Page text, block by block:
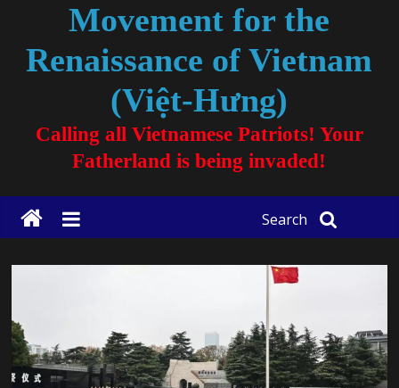
Movement for the
Renaissance of Vietnam
(Việt-Hưng)
Calling all Vietnamese Patriots! Your
Fatherland is being invaded!
Search